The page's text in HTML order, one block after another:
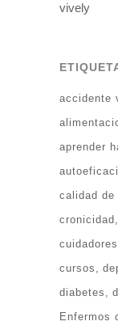
vively
accidente
aprender
calidad de
cronicidad
cuidadores
cursos
diabetes
Enfermos